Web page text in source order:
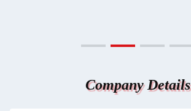
Company Details